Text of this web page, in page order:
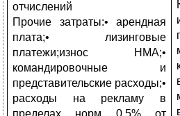
отчислений
Прочие затраты:• арендная
плата;• лизинговые
платежи;износ НМА;•
командировочные и
представительские расходы;•
расходы на рекламу в